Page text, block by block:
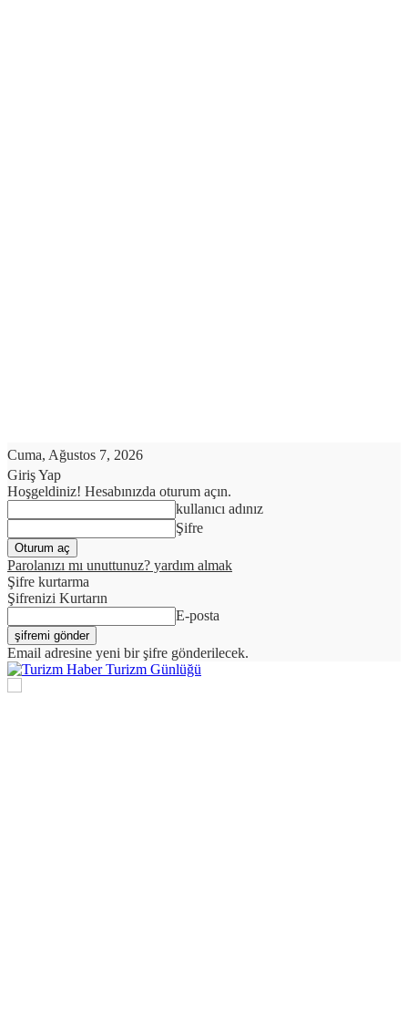
Cuma, Ağustos 7, 2026
Giriş Yap
Hoşgeldiniz! Hesabınızda oturum açın.
kullanıcı adınız
Şifre
Parolanızı mı unuttunuz? yardım almak
Şifre kurtarma
Şifrenizi Kurtarın
E-posta
Email adresine yeni bir şifre gönderilecek.
Turizm Günlüğü